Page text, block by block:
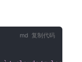
复制代码